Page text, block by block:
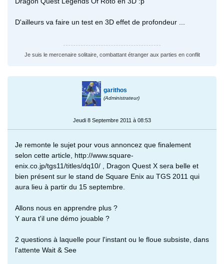
D'ailleurs va faire un test en 3D effet de profondeur ...
Je suis le mercenaire solitaire, combattant étranger aux parties en conflit
garithos
(Administrateur)
Jeudi 8 Septembre 2011 à 08:53
Je remonte le sujet pour vous annoncez que finalement
selon cette article, http://www.square-
enix.co.jp/tgs11/titles/dq10/ , Dragon Quest X sera belle et
bien présent sur le stand de Square Enix au TGS 2011 qui
aura lieu à partir du 15 septembre.
Allons nous en apprendre plus ?
Y aura t'il une démo jouable ?
2 questions à laquelle pour l'instant ou le floue subsiste, dans
l'attente Wait & See